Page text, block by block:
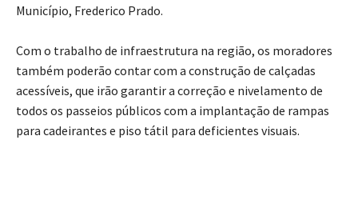
Município, Frederico Prado.
Com o trabalho de infraestrutura na região, os moradores
também poderão contar com a construção de calçadas
acessíveis, que irão garantir a correção e nivelamento de
todos os passeios públicos com a implantação de rampas
para cadeirantes e piso tátil para deficientes visuais.